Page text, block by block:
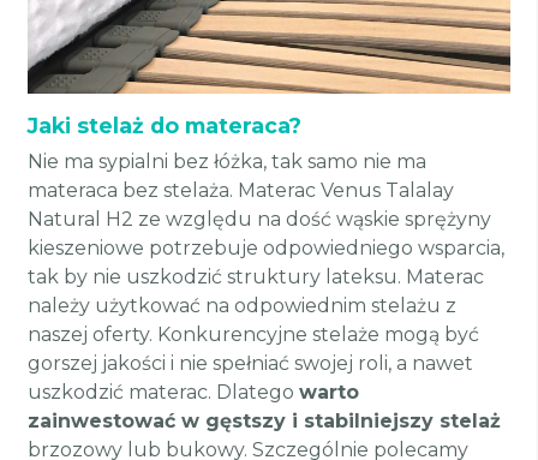
Jaki stelaż do materaca?
Nie ma sypialni bez łóżka, tak samo nie ma
materaca bez stelaża. Materac Venus Talalay
Natural H2 ze względu na dość wąskie sprężyny
kieszeniowe potrzebuje odpowiedniego wsparcia,
tak by nie uszkodzić struktury lateksu. Materac
należy użytkować na odpowiednim stelażu z
naszej oferty. Konkurencyjne stelaże mogą być
gorszej jakości i nie spełniać swojej roli, a nawet
uszkodzić materac. Dlatego warto
zainwestować w gęstszy i stabilniejszy stelaż
brzozowy lub bukowy. Szczególnie polecamy